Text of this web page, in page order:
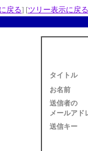
戻る] [ツリー表示に戻る
タイトル
お名前
送信者の
メールアド
送信キー